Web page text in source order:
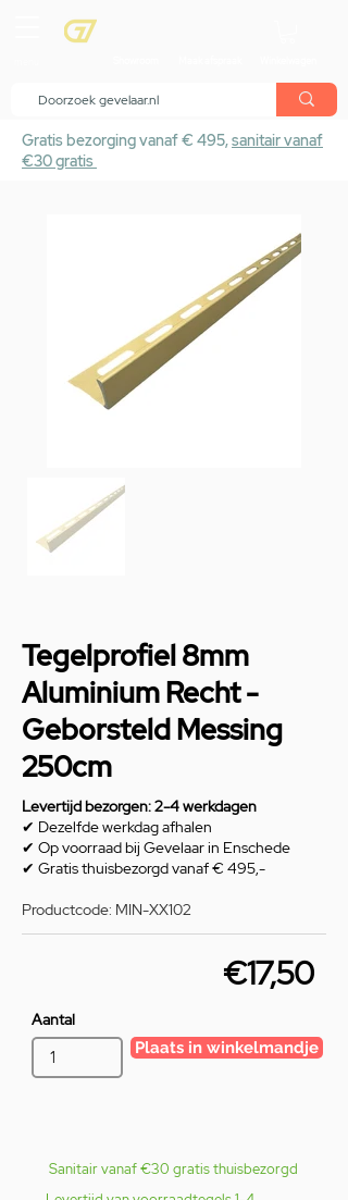
Gratis bezorging vanaf € 495,sanitair vanaf
€30 gratis
Tegelprofiel 8mm
Aluminium Recht -
Geborsteld Messing
250cm
Levertijd bezorgen: 2-4 werkdagen
✔ Dezelfde werkdag afhalen
✔ Op voorraad bij Gevelaar in Enschede
✔ Gratis thuisbezorgd vanaf € 495,-
Productcode: MIN-XX102
€17,50
Aantal
Plaats in winkelmandje
Sanitair vanaf €30 gratis thuisbezorgd